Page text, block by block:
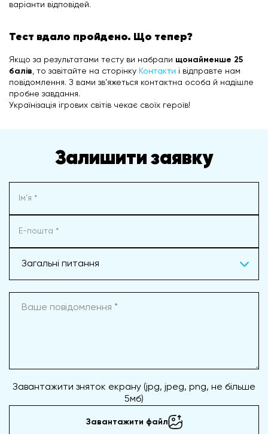
варіанти відповідей.
Тест вдало пройдено. Що тепер?
Якщо за результатами тесту ви набрали щонайменше 25
балів, то завітайте на сторінку Контакти і відправте нам
повідомлення. З вами зв’яжеться контактна особа й надішле
пробне завдання.
Українізація ігрових світів чекає своїх героїв!
Залишити заявку
Загальні питання
Завантажити зняток екрану (jpg, jpeg, png, не більше
5мб)
Завантажити файл